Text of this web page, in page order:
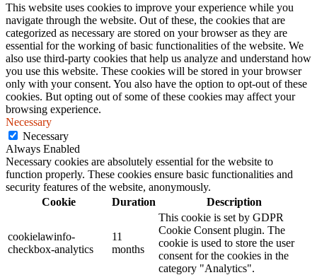
This website uses cookies to improve your experience while you
navigate through the website. Out of these, the cookies that are
categorized as necessary are stored on your browser as they are
essential for the working of basic functionalities of the website. We
also use third-party cookies that help us analyze and understand how
you use this website. These cookies will be stored in your browser
only with your consent. You also have the option to opt-out of these
cookies. But opting out of some of these cookies may affect your
browsing experience.
Necessary
Necessary
Always Enabled
Necessary cookies are absolutely essential for the website to
function properly. These cookies ensure basic functionalities and
security features of the website, anonymously.
Cookie
Duration Description
cookielawinfo-
checkbox-analytics
11
months
This cookie is set by GDPR
Cookie Consent plugin. The
cookie is used to store the user
consent for the cookies in the
category "Analytics".